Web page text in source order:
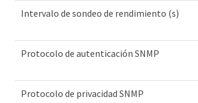
Intervalo de sondeo de rendimiento (s)
Protocolo de autenticación SNMP
Protocolo de privacidad SNMP